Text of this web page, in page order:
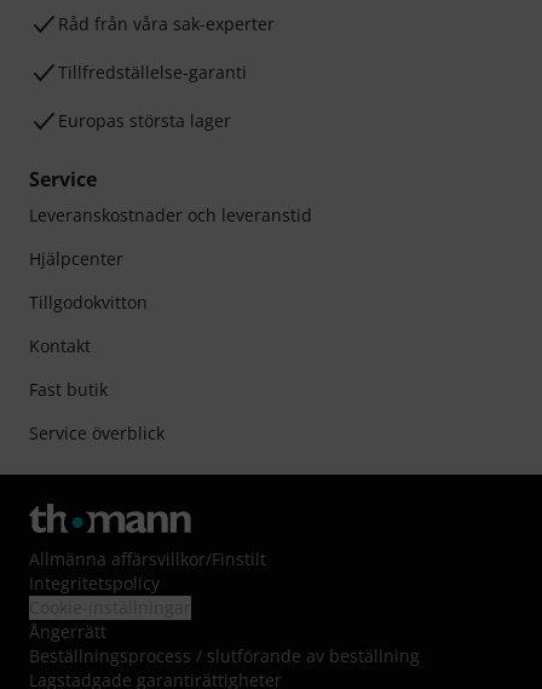
Råd från våra sak-experter
Tillfredställelse-garanti
Europas största lager
Service
Leveranskostnader och leveranstid
Hjälpcenter
Tillgodokvitton
Kontakt
Fast butik
Service överblick
Allmänna affärsvillkor/Finstilt
Integritetspolicy
Ångerrätt
Beställningsprocess / slutförande av beställning
Lagstadgade garantirättigheter